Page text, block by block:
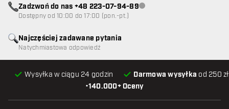
•140.000+ Oceny
Wysyłka w ciągu 24 godzin Darmowa wysyłka od 250
Najczęściej zadawane pytania
Natychmiastowa odpowiedź
Zadzwoń do nas +48 223-07-94-89Obsługa klienta niedostępna
Dostępny od 10:00 do 17:00 (pon.-pt.)